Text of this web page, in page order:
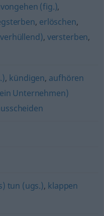
(fig.),
, erlöschen,
, versterben,
, kündigen, aufhören
Unternehmen)
tun (ugs.), klappen